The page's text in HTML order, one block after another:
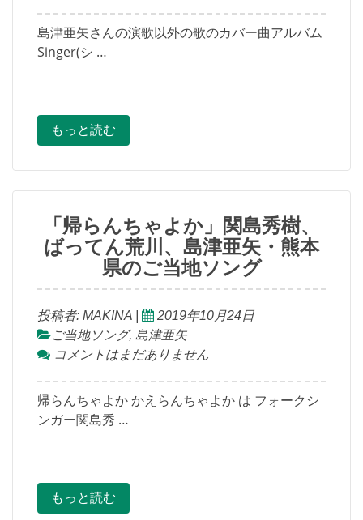
島津亜矢さんの演歌以外の歌のカバー曲アルバム
Singer(シ …
もっと読む
「帰らんちゃよか」関島秀樹、
ばってん荒川、島津亜矢・熊本
県のご当地ソング
投稿者: MAKINA
2019年10月24日
ご当地ソング, 島津亜矢
コメントはまだありません
帰らんちゃよか かえらんちゃよか は フォークシ
ンガー関島秀 …
もっと読む